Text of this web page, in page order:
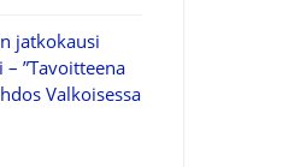
jatkokausi
”Tavoitteena
Valkoisessa